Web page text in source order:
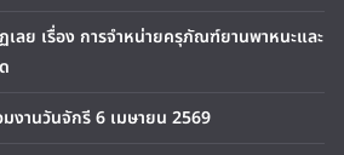
เลย เรื่อง การจำหน่ายครุภัณฑ์ยานพาหนะและ
งานวันจักรี 6 เมษายน 2569